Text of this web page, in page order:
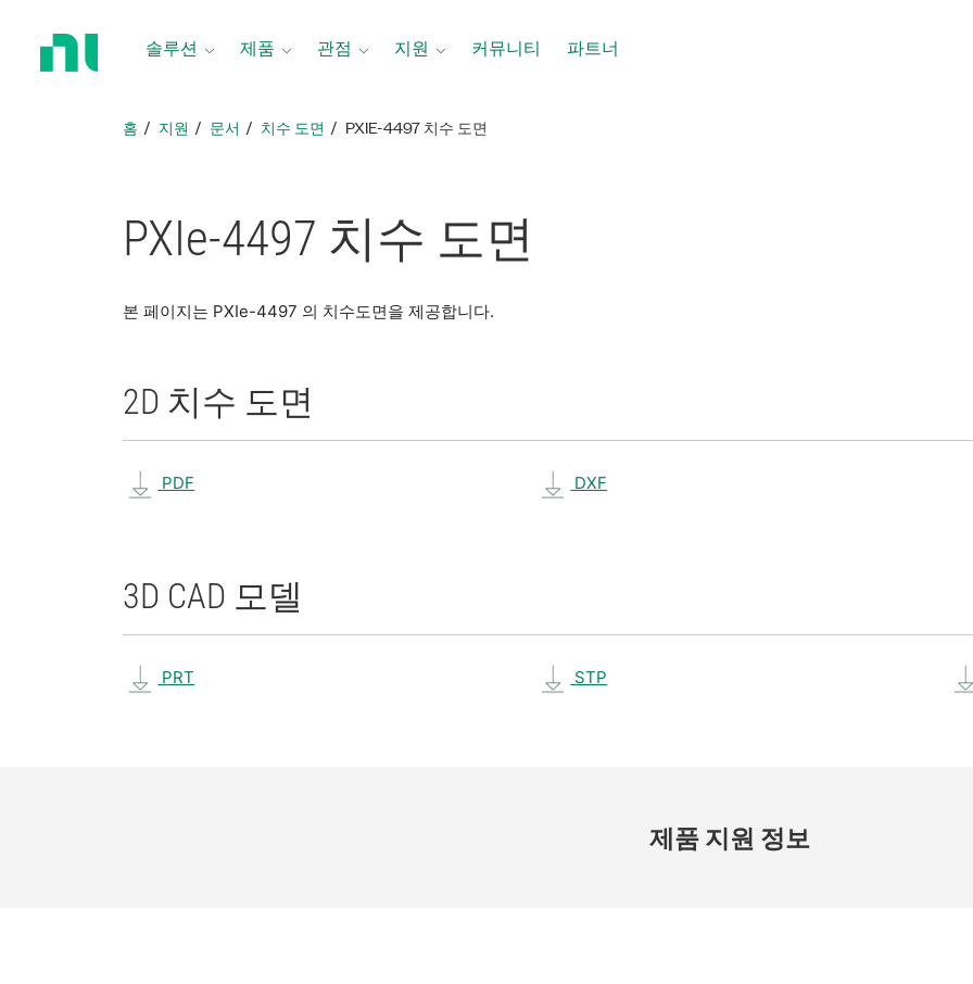
솔루션 제품 관점 지원 커뮤니티 파트너
홈 지원 문서 치수 도면 PXIE-4497 치수 도면
PXIe-4497 치수 도면
본 페이지는 PXIe-4497 의 치수도면을 제공합니다.
2D 치수 도면
PDF DXF
3D CAD 모델
PRT STP
제품 지원 정보